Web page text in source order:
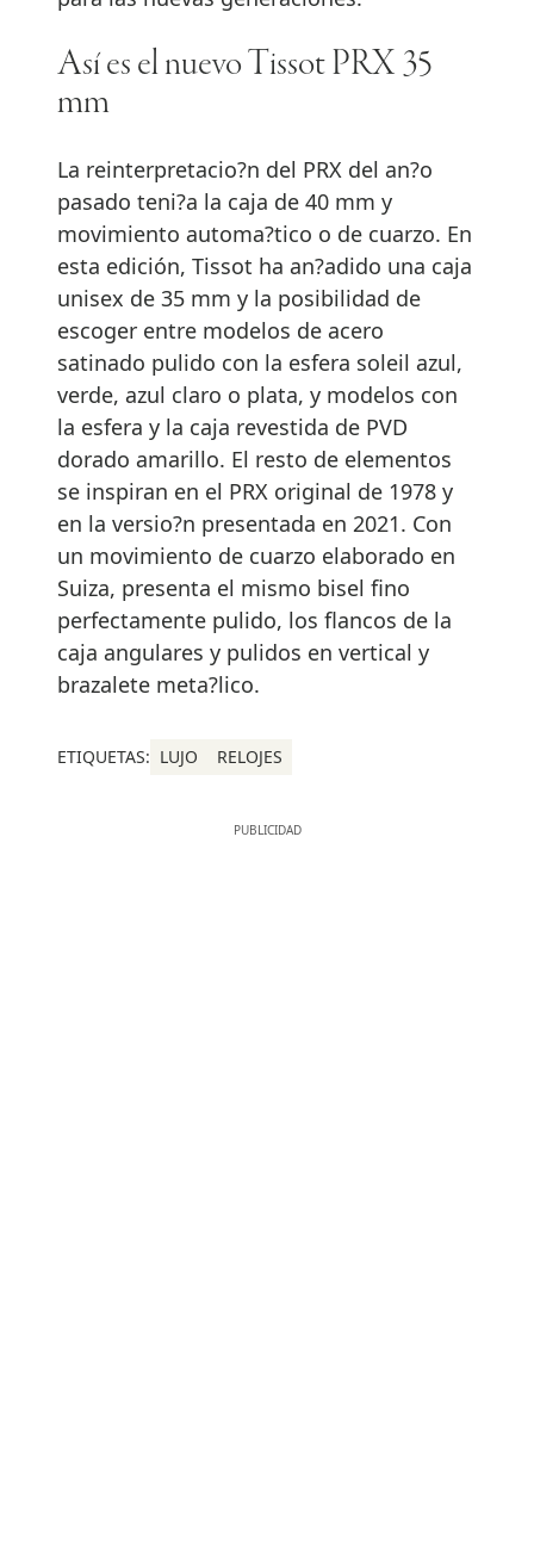
Así es el nuevo Tissot PRX 35
mm
La reinterpretacio?n del PRX del an?o
pasado teni?a la caja de 40 mm y
movimiento automa?tico o de cuarzo. En
esta edición, Tissot ha an?adido una caja
unisex de 35 mm y la posibilidad de
escoger entre modelos de acero
satinado pulido con la esfera soleil azul,
verde, azul claro o plata, y modelos con
la esfera y la caja revestida de PVD
dorado amarillo. El resto de elementos
se inspiran en el PRX original de 1978 y
en la versio?n presentada en 2021. Con
un movimiento de cuarzo elaborado en
Suiza, presenta el mismo bisel fino
perfectamente pulido, los flancos de la
caja angulares y pulidos en vertical y
brazalete meta?lico.
ETIQUETAS: LUJO RELOJES